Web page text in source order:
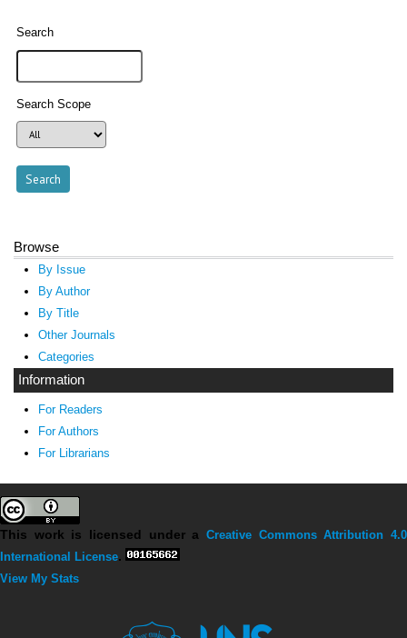
Search
Search Scope
Browse
By Issue
By Author
By Title
Other Journals
Categories
Information
For Readers
For Authors
For Librarians
This work is licensed under a Creative Commons Attribution 4.0
International License.
View My Stats